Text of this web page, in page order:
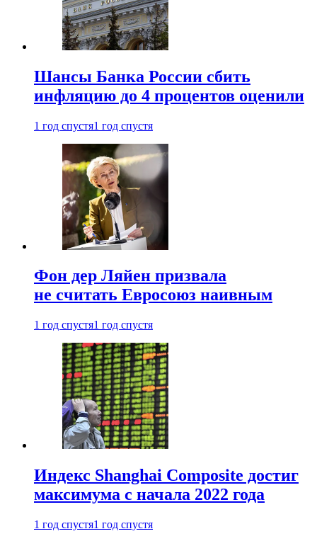
Шансы Банка России сбить
инфляцию до 4 процентов оценили
1 год спустя1 год спустя
Фон дер Ляйен призвала
не считать Евросоюз наивным
1 год спустя1 год спустя
Индекс Shanghai Composite достиг
максимума с начала 2022 года
1 год спустя1 год спустя